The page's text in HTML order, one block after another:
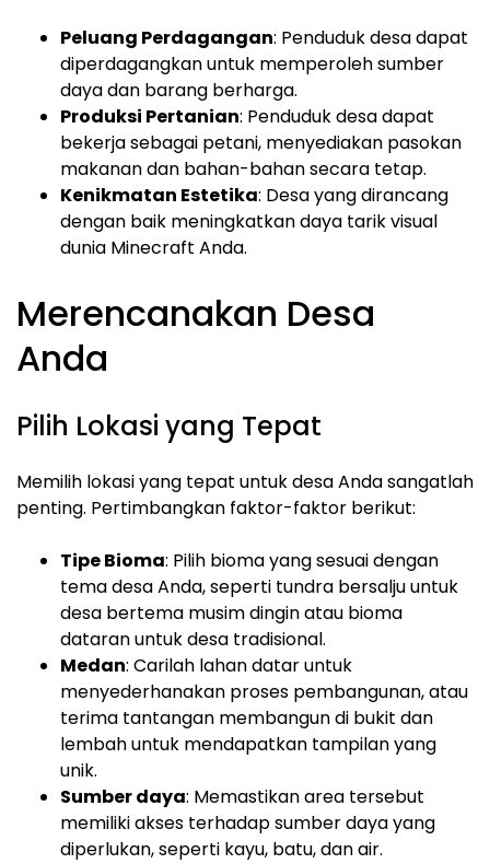
Peluang Perdagangan: Penduduk desa dapat
diperdagangkan untuk memperoleh sumber
daya dan barang berharga.
Produksi Pertanian: Penduduk desa dapat
bekerja sebagai petani, menyediakan pasokan
makanan dan bahan-bahan secara tetap.
Kenikmatan Estetika: Desa yang dirancang
dengan baik meningkatkan daya tarik visual
dunia Minecraft Anda.
Merencanakan Desa
Anda
Pilih Lokasi yang Tepat
Memilih lokasi yang tepat untuk desa Anda sangatlah
penting. Pertimbangkan faktor-faktor berikut:
Tipe Bioma: Pilih bioma yang sesuai dengan
tema desa Anda, seperti tundra bersalju untuk
desa bertema musim dingin atau bioma
dataran untuk desa tradisional.
Medan: Carilah lahan datar untuk
menyederhanakan proses pembangunan, atau
terima tantangan membangun di bukit dan
lembah untuk mendapatkan tampilan yang
unik.
Sumber daya: Memastikan area tersebut
memiliki akses terhadap sumber daya yang
diperlukan, seperti kayu, batu, dan air.